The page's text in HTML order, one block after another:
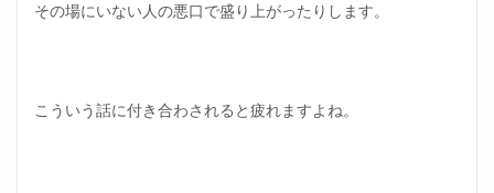
その場にいない人の悪口で盛り上がったりします。
こういう話に付き合わされると疲れますよね。